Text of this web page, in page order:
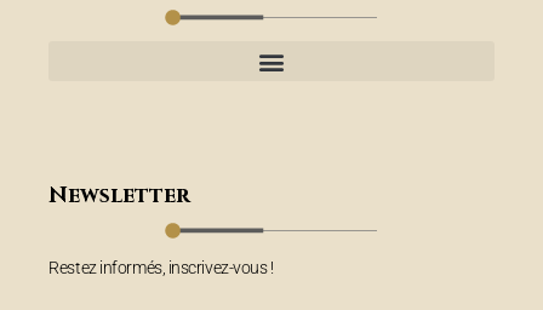
Newsletter
Restez informés, inscrivez-vous !